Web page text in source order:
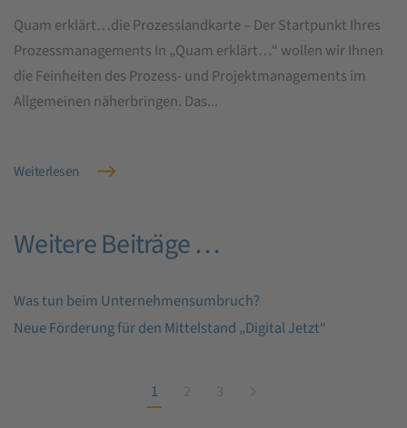
Quam erklärt…die Prozesslandkarte – Der Startpunkt Ihres
Prozessmanagements In „Quam erklärt…“ wollen wir Ihnen
die Feinheiten des Prozess- und Projektmanagements im
Allgemeinen näherbringen. Das...
Weiterlesen
Weitere Beiträge …
Was tun beim Unternehmensumbruch?
Neue Förderung für den Mittelstand „Digital Jetzt“
1